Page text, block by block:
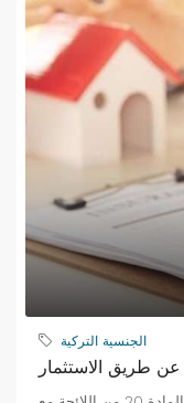
الجنسية التركية
طريق الاستثمار